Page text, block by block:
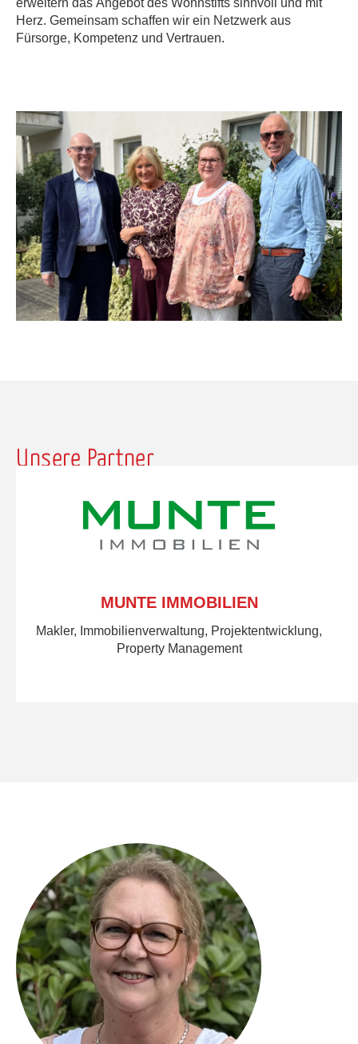
erweitern das Angebot des Wohnstifts sinnvoll und mit
Herz. Gemeinsam schaffen wir ein Netzwerk aus
Fürsorge, Kompetenz und Vertrauen.
Unsere Partner
MUNTE IMMOBILIEN
Makler, Immobilienverwaltung, Projektentwicklung,
Property Management